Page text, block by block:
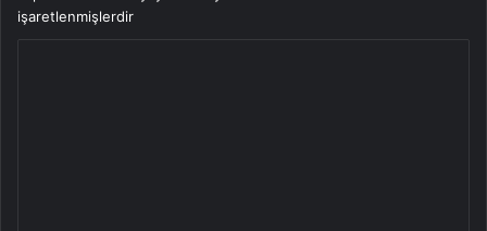
işaretlenmişlerdir